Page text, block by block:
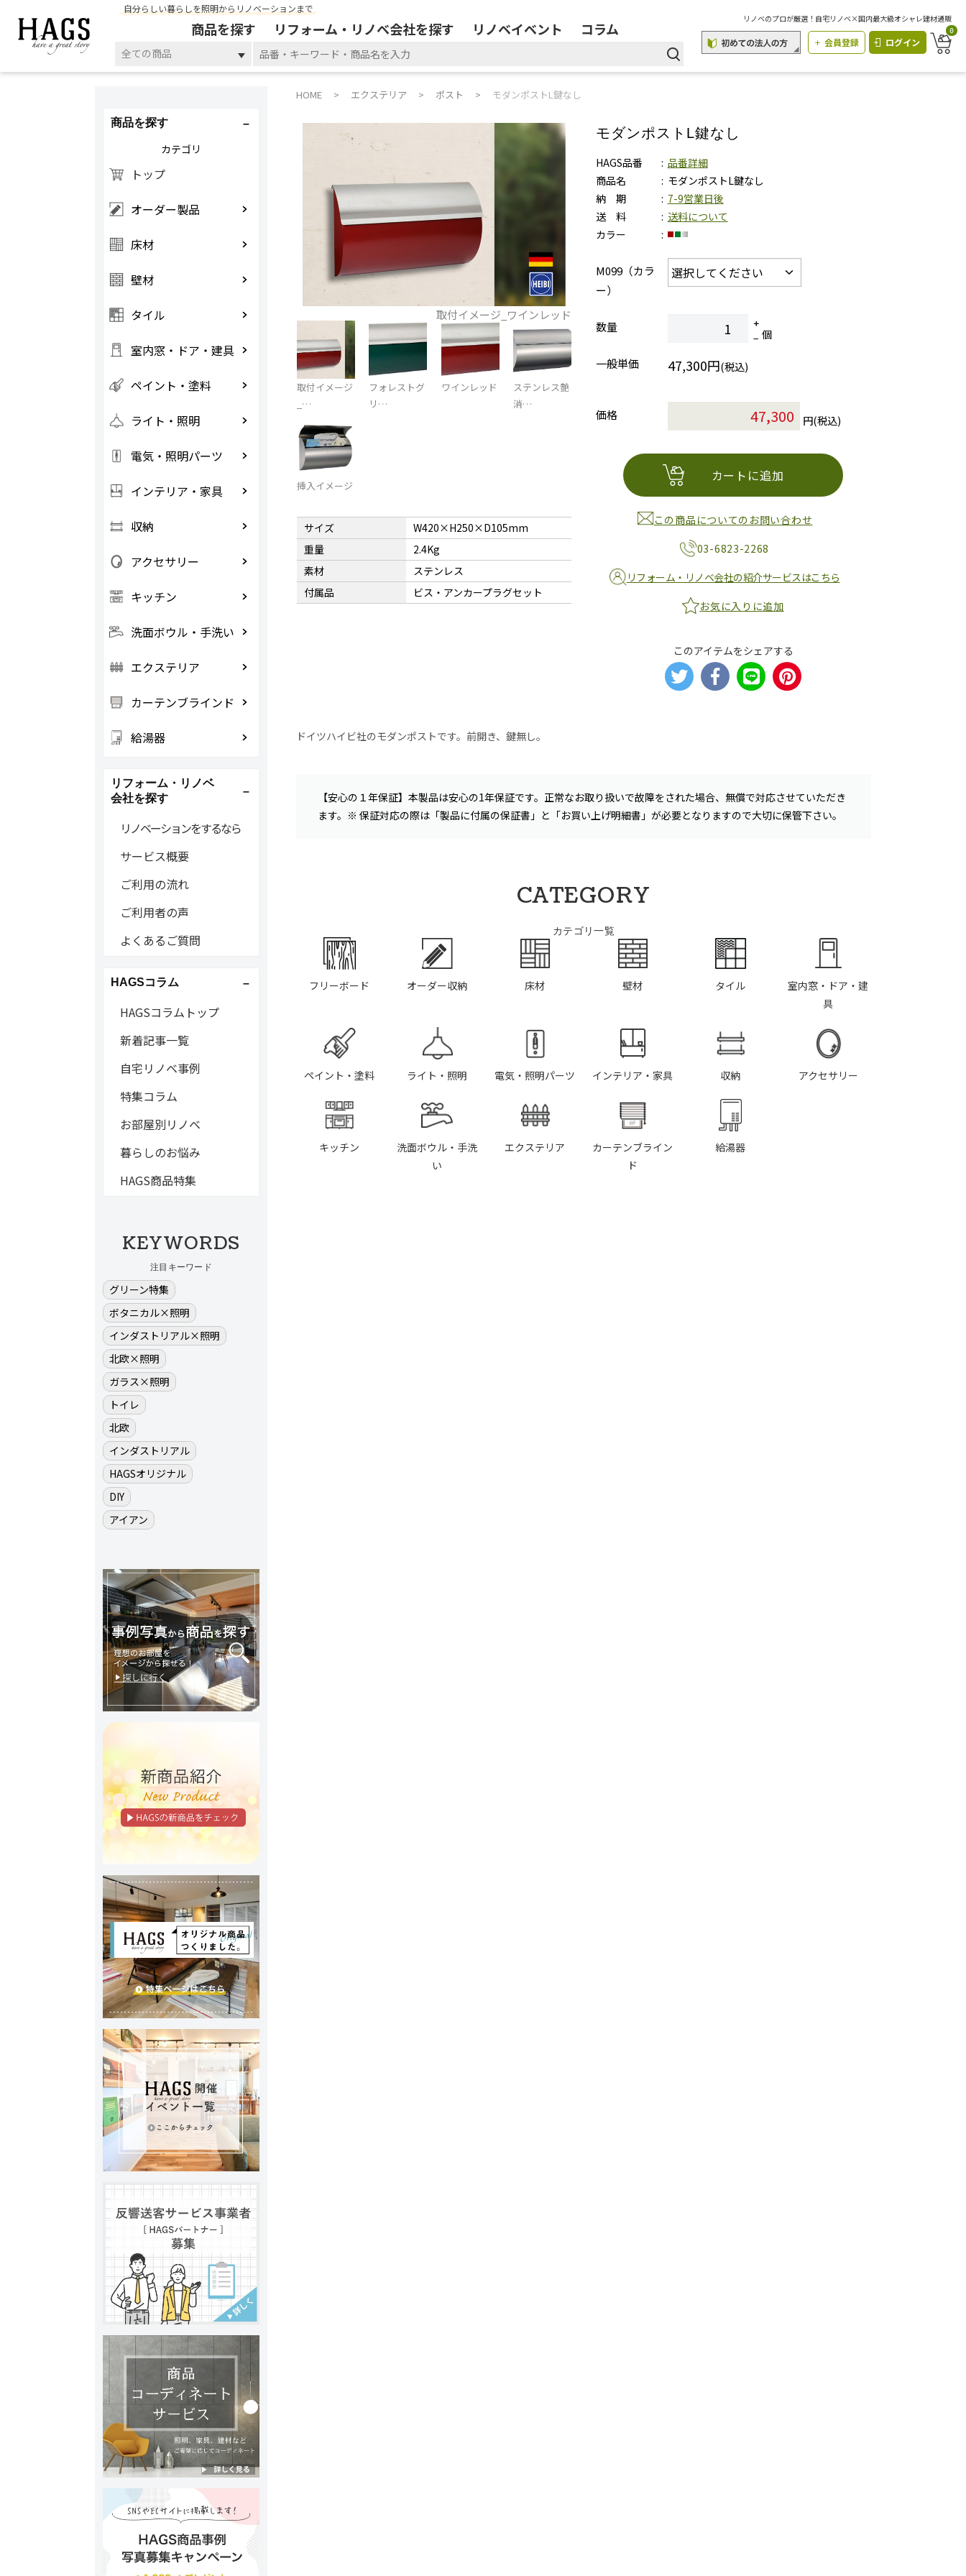
自分らしい暮らしを照明からリノベーションまで
商品を探す リフォーム・リノベ会社を探す リノベイベント コラム
全ての商品
リノベのプロが厳選！自宅リノベ×国内最大級オシャレ建材通販
会員登録 ログイン
0
HOME エクステリア ポスト モダンポストL鍵なし
取付イメージ_ワインレッド
取付イメージ
_…
フォレストグ
リ…
ワインレッド
ステンレス艶
消…
挿入イメージ
サイズ
W420×H250×D105mm
重量
2.4Kg
素材
ステンレス
付属品
ビス・アンカープラグセット
モダンポストL鍵なし
HAGS品番
品番詳細
商品名
モダンポストL鍵なし
納 期
7-9営業日後
送 料
送料について
カラー
M099（カラ
ー）
数量
個
一般単価
47,300円(税込)
価格 円(税込)
カートに追加
この商品についてのお問い合わせ
03-6823-2268
リフォーム・リノベ会社の紹介サービスはこちら
お気に入りに追加
このアイテムをシェアする
ドイツハイビ社のモダンポストです。前開き、鍵無し。
【安心の１年保証】本製品は安心の1年保証です。正常なお取り扱いで故障をされた場合、無償で対応させていただき
ます。※ 保証対応の際は「製品に付属の保証書」と「お買い上げ明細書」が必要となりますので大切に保管下さい。
CATEGORY
カテゴリ一覧
フリーボード オーダー収納 床材 壁材 タイル
室内窓・ドア・建
具
ペイント・塗料 ライト・照明 電気・照明パーツ インテリア・家具 収納 アクセサリー
キッチン
洗面ボウル・手洗
い
エクステリア
カーテンブライン
ド
給湯器
商品を探す
カテゴリ
トップ
オーダー製品
床材
壁材
タイル
室内窓・ドア・建具
ペイント・塗料
ライト・照明
電気・照明パーツ
インテリア・家具
収納
アクセサリー
キッチン
洗面ボウル・手洗い
エクステリア
カーテンブラインド
給湯器
リフォーム・リノベ
会社を探す
リノベーションをするなら
サービス概要
ご利用の流れ
ご利用者の声
よくあるご質問
HAGSコラム
HAGSコラムトップ
新着記事一覧
自宅リノベ事例
特集コラム
お部屋別リノベ
暮らしのお悩み
HAGS商品特集
KEYWORDS
注目キーワード
グリーン特集
ボタニカル×照明
インダストリアル×照明
北欧×照明
ガラス×照明
トイレ
北欧
インダストリアル
HAGSオリジナル
DIY
アイアン